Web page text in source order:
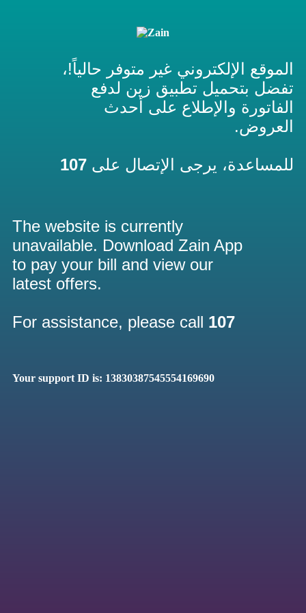
الموقع الإلكتروني غير متوفر حالياً!،
تفضل بتحميل تطبيق زين لدفع
الفاتورة والإطلاع على أحدث
العروض.
للمساعدة، يرجى الإتصال على 107
The website is currently
unavailable. Download Zain App
to pay your bill and view our
latest offers.
For assistance, please call 107
Your support ID is: 13830387545554169690